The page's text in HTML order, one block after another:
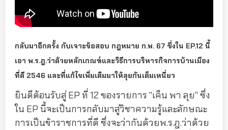
กลับมาอีกครั้ง กับเจาะข้อสอบ กฎหมาย ก.พ. 67 ซึ่งใน EP.12 นี้
เอา พ.ร.ฎ.ว่าด้วยหลักเกณฑ์และวิธีการบริหารกิจการบ้านเมือง
ที่ดี 2546 และที่แก้ไขเพิ่มเติมมาให้ลุยกันเต็มเหนี่ยว
ยินดีต้อนรับสู่ EP ที่ 12 ของรายการ "เค็น พา ลุย" ซึ่ง
ใน EP นี้จะเป็นการกลับมาสู่วิชาความรู้และลักษณะ
การเป็นข้าราชการที่ดี ซึ่งจะว่ากันด้วยพ.ร.ฎ.ว่าด้วย